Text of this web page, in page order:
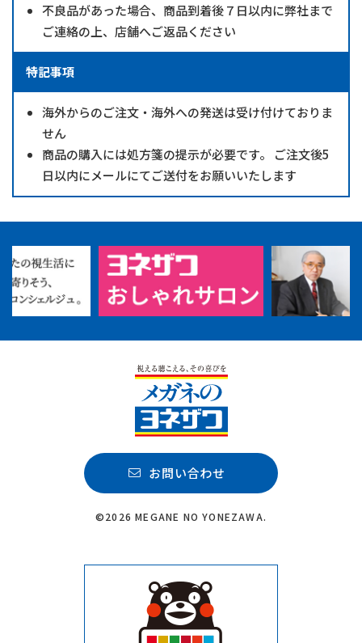
不良品があった場合、商品到着後７日以内に弊社まで
ご連絡の上、店舗へご返品ください
特記事項
海外からのご注文・海外への発送は受け付けておりま
せん
商品の購入には処方箋の提示が必要です。 ご注文後5
日以内にメールにてご送付をお願いいたします
お問い合わせ
©2026 MEGANE NO YONEZAWA.